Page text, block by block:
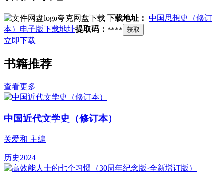
夸克网盘下载 下载地址： 中国思想史（修订
本）电子版下载地址提取码： **** 获取
立即下载
书籍推荐
查看更多
中国近代文学史（修订本）
关爱和 主编
历史2024